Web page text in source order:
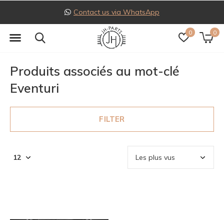
0 0
Contact us via WhatsApp
Produits associés au mot-clé
Eventuri
FILTER